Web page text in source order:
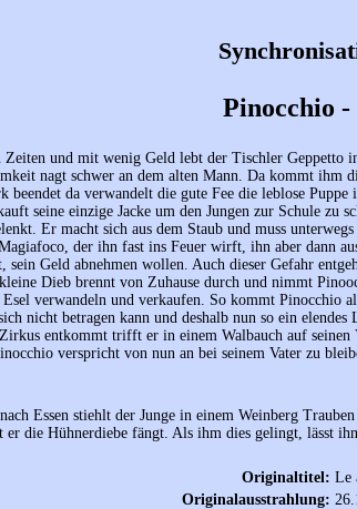
Pinocchio -
Zeiten und mit wenig Geld lebt der Tischler Geppetto
nagt schwer an dem alten Mann. Da kommt ihm
beendet da verwandelt die gute Fee die leblose
seine einzige Jacke um den Jungen zur Schule zu
Er macht sich aus dem Staub und muss
der ihn fast ins Feuer wirft, ihn aber dann
sein Geld abnehmen wollen. Auch dieser Gefahr
Dieb brennt von Zuhause durch und nimmt
verwandeln und verkaufen. So kommt Pinocchio
nicht betragen kann und deshalb nun so ein elendes
entkommt trifft er in einem Walbauch auf
verspricht von nun an bei seinem Vater zu
Essen stiehlt der Junge in einem Weinberg
er die Hühnerdiebe fängt. Als ihm dies gelingt, lässt
Originaltitel: Le
Originalausstrahlung: